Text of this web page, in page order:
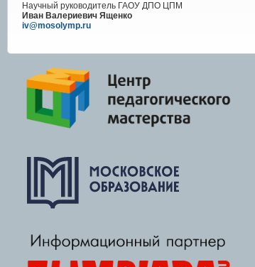
Научный руководитель ГАОУ ДПО ЦПМ
Иван Валериевич Ященко
iv@mosolymp.ru